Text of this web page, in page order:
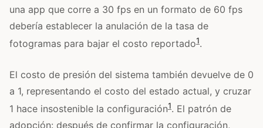
una app que corre a 30 fps en un formato de 60 fps
debería establecer la anulación de la tasa de
fotogramas para bajar el costo reportado1.
El costo de presión del sistema también devuelve de 0
a 1, representando el costo del estado actual, y cruzar
1 hace insostenible la configuración1. El patrón de
adopción: después de confirmar la configuración,